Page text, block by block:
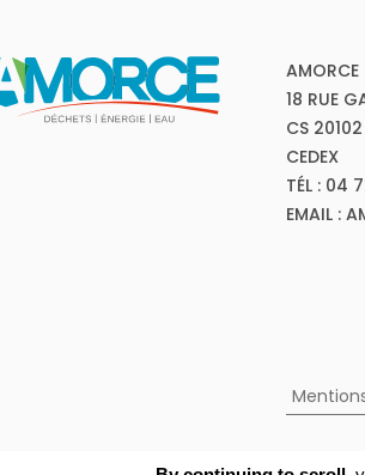
AMORCE
18 RUE
CS
CEDEX
TÉL : 04
EMAIL :